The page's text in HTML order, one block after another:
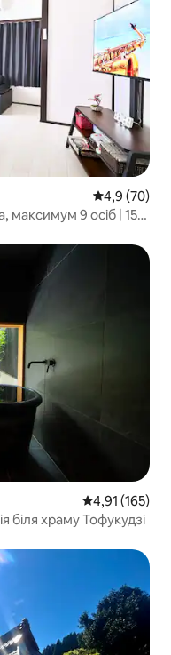
Середня
4,9 (70)
максимум 9 осіб | 15
Середня
4,91 (165)
біля храму Тофукудзі